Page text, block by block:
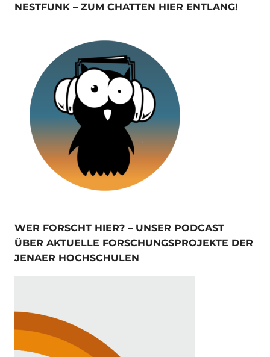
NESTFUNK – ZUM CHATTEN HIER ENTLANG!
WER FORSCHT HIER? – UNSER PODCAST
ÜBER AKTUELLE FORSCHUNGSPROJEKTE DER
JENAER HOCHSCHULEN